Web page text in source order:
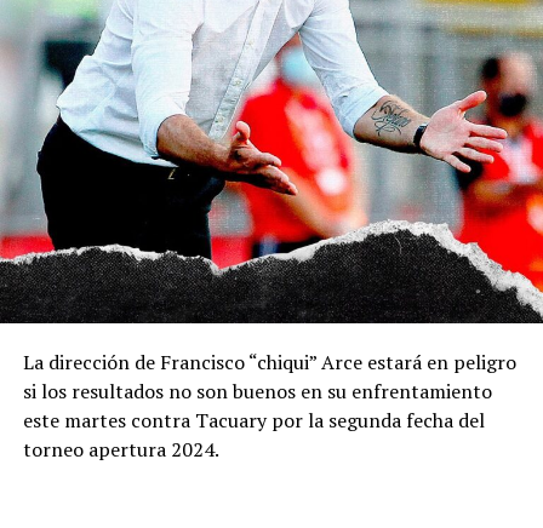
La dirección de Francisco “chiqui” Arce estará en peligro
si los resultados no son buenos en su enfrentamiento
este martes contra Tacuary por la segunda fecha del
torneo apertura 2024.